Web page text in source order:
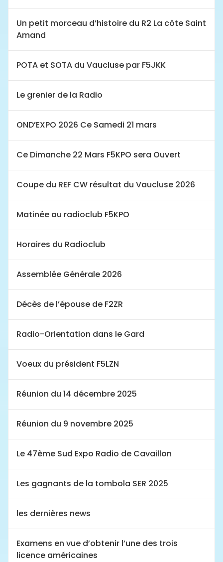
Un petit morceau d’histoire du R2 La côte Saint
Amand
POTA et SOTA du Vaucluse par F5JKK
Le grenier de la Radio
OND’EXPO 2026 Ce Samedi 21 mars
Ce Dimanche 22 Mars F5KPO sera Ouvert
Coupe du REF CW résultat du Vaucluse 2026
Matinée au radioclub F5KPO
Horaires du Radioclub
Assemblée Générale 2026
Décès de l’épouse de F2ZR
Radio-Orientation dans le Gard
Voeux du président F5LZN
Réunion du 14 décembre 2025
Réunion du 9 novembre 2025
Le 47ème Sud Expo Radio de Cavaillon
Les gagnants de la tombola SER 2025
les dernières news
Examens en vue d’obtenir l’une des trois
licence américaines